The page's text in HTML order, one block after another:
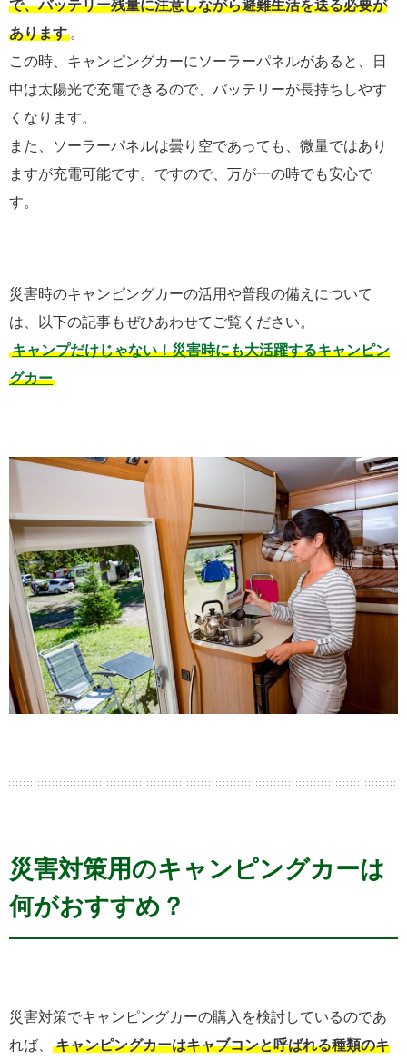
で、バッテリー残量に注意しながら避難生活を送る必要が
あります 。
この時、キャンピングカーにソーラーパネルがあると、日
中は太陽光で充電できるので、バッテリーが長持ちしやす
くなります。
また、ソーラーパネルは曇り空であっても、微量ではあり
ますが充電可能です。ですので、万が一の時でも安心で
す。
災害時のキャンピングカーの活用や普段の備えについて
は、以下の記事もぜひあわせてご覧ください。
キャンプだけじゃない！災害時にも大活躍するキャンピン
グカー
災害対策用のキャンピングカーは
何がおすすめ？
災害対策でキャンピングカーの購入を検討しているのであ
れば、
キャンピングカーはキャブコンと呼ばれる種類のキ